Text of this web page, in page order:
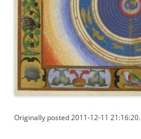
Originally posted 2011-12-11 21:16:20.